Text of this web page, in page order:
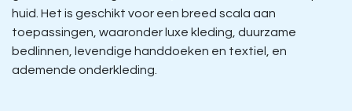
huid. Het is geschikt voor een breed scala aan
toepassingen, waaronder luxe kleding, duurzame
bedlinnen, levendige handdoeken en textiel, en
ademende onderkleding.